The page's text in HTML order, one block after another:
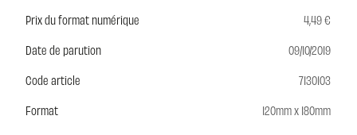
Prix du format numérique
4,49 €
Date de parution
09/10/2019
Code article
7130103
Format
120mm x 180mm